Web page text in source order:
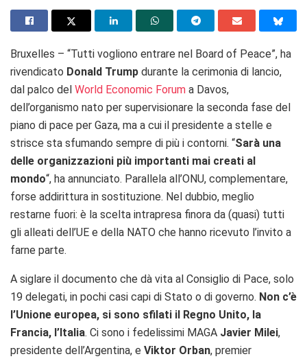
Bruxelles – “Tutti vogliono entrare nel Board of Peace”, ha
rivendicato Donald Trump durante la cerimonia di lancio,
dal palco del World Economic Forum a Davos,
dell’organismo nato per supervisionare la seconda fase del
piano di pace per Gaza, ma a cui il presidente a stelle e
strisce sta sfumando sempre di più i contorni. “Sarà una
delle organizzazioni più importanti mai creati al
mondo“, ha annunciato. Parallela all’ONU, complementare,
forse addirittura in sostituzione. Nel dubbio, meglio
restarne fuori: è la scelta intrapresa finora da (quasi) tutti
gli alleati dell’UE e della NATO che hanno ricevuto l’invito a
farne parte.
A siglare il documento che dà vita al Consiglio di Pace, solo
19 delegati, in pochi casi capi di Stato o di governo. Non c’è
l’Unione europea, si sono sfilati il Regno Unito, la
Francia, l’Italia. Ci sono i fedelissimi MAGA Javier Milei,
presidente dell’Argentina, e Viktor Orban, premier